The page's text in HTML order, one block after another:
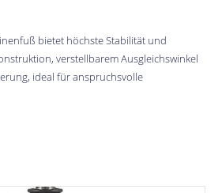
bietet höchste Stabilität und
verstellbarem Ausgleichswinkel
ideal für anspruchsvolle